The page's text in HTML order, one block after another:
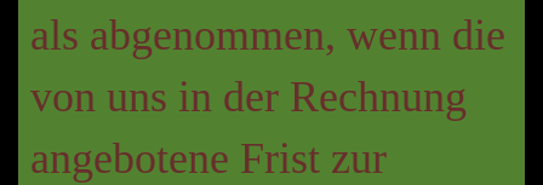
als abgenommen, wenn die
von uns in der Rechnung
angebotene Frist zur